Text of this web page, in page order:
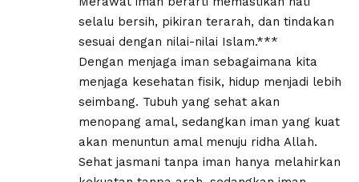
selalu bersih, pikiran terarah, dan tindakan
sesuai dengan nilai-nilai Islam.***
Dengan menjaga iman sebagaimana kita
menjaga kesehatan fisik, hidup menjadi lebih
seimbang. Tubuh yang sehat akan
menopang amal, sedangkan iman yang kuat
akan menuntun amal menuju ridha Allah.
Sehat jasmani tanpa iman hanya melahirkan